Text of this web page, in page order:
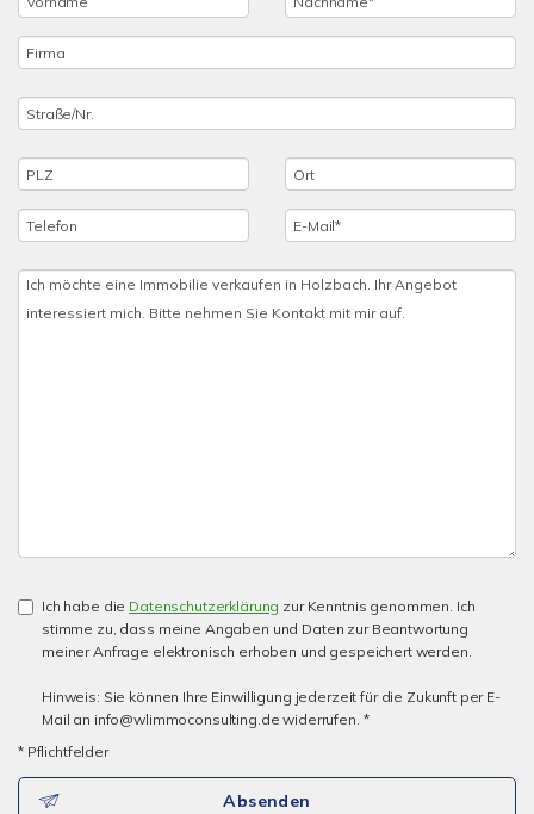
Ich habe die Datenschutzerklärung zur Kenntnis genommen. Ich
stimme zu, dass meine Angaben und Daten zur Beantwortung
meiner Anfrage elektronisch erhoben und gespeichert werden.
Hinweis: Sie können Ihre Einwilligung jederzeit für die Zukunft per E-
Mail an info@wlimmoconsulting.de widerrufen. *
* Pflichtfelder
Absenden